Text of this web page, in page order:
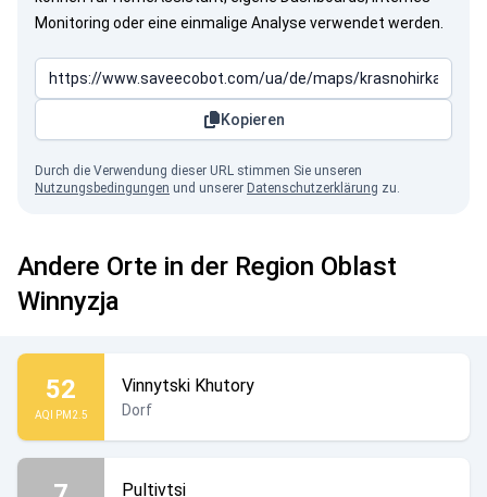
Monitoring oder eine einmalige Analyse verwendet werden.
Kopieren
Durch die Verwendung dieser URL stimmen Sie unseren
Nutzungsbedingungen und unserer Datenschutzerklärung zu.
Andere Orte in der Region Oblast
Winnyzja
52
AQI PM2.5
Vinnytski Khutory
Dorf
Pultivtsi